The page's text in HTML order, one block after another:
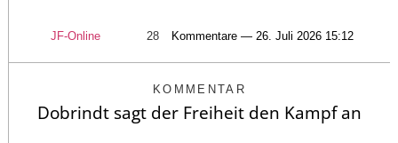
JF-Online 28 Kommentare — 26. Juli 2026 15:12
KOMMENTAR
Dobrindt sagt der Freiheit den Kampf an